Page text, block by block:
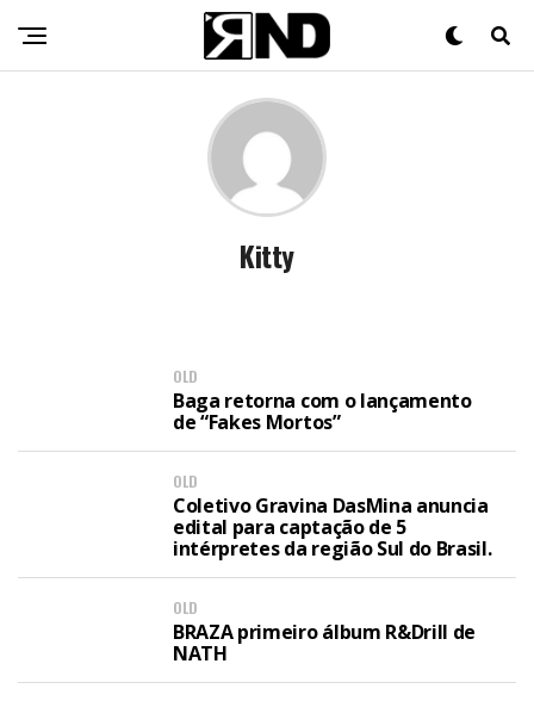
Kitty
OLD
Baga retorna com o lançamento
de “Fakes Mortos”
OLD
Coletivo Gravina DasMina anuncia
edital para captação de 5
intérpretes da região Sul do Brasil.
OLD
BRAZA primeiro álbum R&Drill de
NATH